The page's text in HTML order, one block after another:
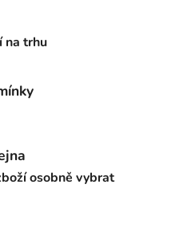
na trhu
osobně vybrat